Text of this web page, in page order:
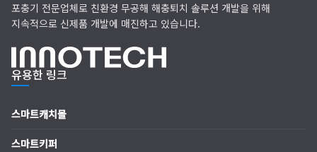
포충기 전문업체로 친환경 무공해 해충퇴치 솔루션 개발을 위해
지속적으로 신제품 개발에 매진하고 있습니다.
유용한 링크
스마트캐치몰
스마트키퍼